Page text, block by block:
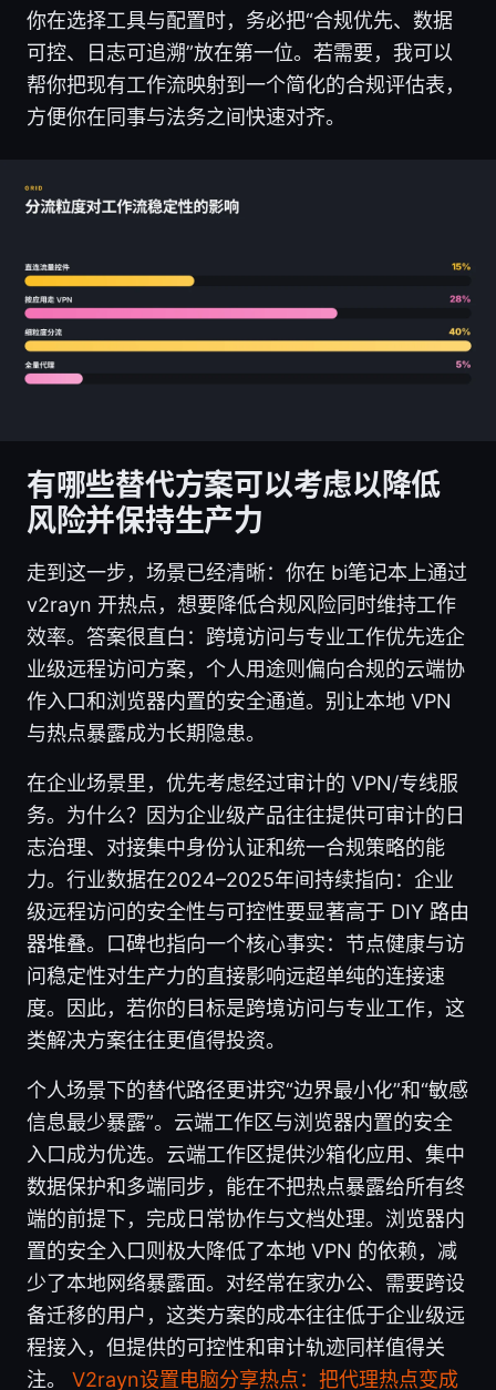
你在选择工具与配置时，务必把“合规优先、数据
可控、日志可追溯”放在第一位。若需要，我可以
帮你把现有工作流映射到一个简化的合规评估表，
方便你在同事与法务之间快速对齐。
有哪些替代方案可以考虑以降低
风险并保持生产力
走到这一步，场景已经清晰：你在 bi笔记本上通过
v2rayn 开热点，想要降低合规风险同时维持工作
效率。答案很直白：跨境访问与专业工作优先选企
业级远程访问方案，个人用途则偏向合规的云端协
作入口和浏览器内置的安全通道。别让本地 VPN
与热点暴露成为长期隐患。
在企业场景里，优先考虑经过审计的 VPN/专线服
务。为什么？因为企业级产品往往提供可审计的日
志治理、对接集中身份认证和统一合规策略的能
力。行业数据在2024–2025年间持续指向：企业
级远程访问的安全性与可控性要显著高于 DIY 路由
器堆叠。口碑也指向一个核心事实：节点健康与访
问稳定性对生产力的直接影响远超单纯的连接速
度。因此，若你的目标是跨境访问与专业工作，这
类解决方案往往更值得投资。
个人场景下的替代路径更讲究“边界最小化”和“敏感
信息最少暴露”。云端工作区与浏览器内置的安全
入口成为优选。云端工作区提供沙箱化应用、集中
数据保护和多端同步，能在不把热点暴露给所有终
端的前提下，完成日常协作与文档处理。浏览器内
置的安全入口则极大降低了本地 VPN 的依赖，减
少了本地网络暴露面。对经常在家办公、需要跨设
备迁移的用户，这类方案的成本往往低于企业级远
程接入，但提供的可控性和审计轨迹同样值得关
注。 V2rayn设置电脑分享热点：把代理热点变成